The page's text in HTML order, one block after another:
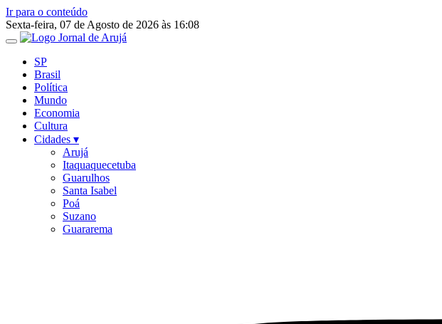
Ir para o conteúdo
Sexta-feira, 07 de Agosto de 2026 às 16:08
SP
Brasil
Política
Mundo
Economia
Cultura
Cidades ▾
Arujá
Itaquaquecetuba
Guarulhos
Santa Isabel
Poá
Suzano
Guararema